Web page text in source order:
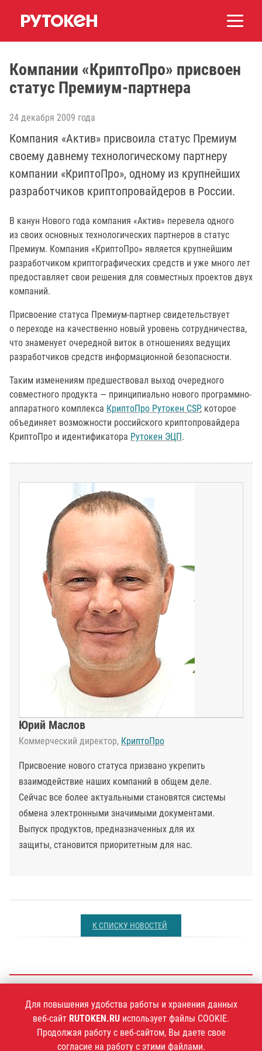
Компании «КриптоПро» присвоен
статус Премиум-партнера
24 декабря 2009 года
Компания «Актив» присвоила статус Премиум
своему давнему технологическому партнеру
компании «КриптоПро», одному из крупнейших
разработчиков криптопровайдеров в России.
В канун Нового года компания «Актив» перевела одного
из своих основных технологических партнеров в статус
Премиум. Компания «КриптоПро» является крупнейшим
разработчиком криптографических средств и уже много лет
предоставляет свои решения для совместных проектов двух
компаний.
Присвоение статуса Премиум-партнер свидетельствует
о переходе на качественно новый уровень сотрудничества,
что знаменует очередной виток в отношениях ведущих
разработчиков средств информационной безопасности.
Таким изменениям предшествовал выход очередного
совместного продукта — принципиально нового программно-
аппаратного комплекса КриптоПро Рутокен CSP, которое
объединяет возможности российского криптопровайдера
КриптоПро и идентификатора Рутокен ЭЦП.
Юрий Маслов
Коммерческий директор, КриптоПро
Присвоение нового статуса призвано укрепить
взаимодействие наших компаний в общем деле.
Сейчас все более актуальными становятся системы
обмена электронными значимыми документами.
Выпуск продуктов, предназначенных для их
защиты, становится приоритетным для нас.
К СПИСКУ НОВОСТЕЙ
+7 (495)925-77-90
Для повышения удобства работы и хранения данных
веб-сайт RUTOKEN.RU использует файлы COOKIE.
Продолжая работу с веб-сайтом, Вы даете свое
согласие на работу с этими файлами.